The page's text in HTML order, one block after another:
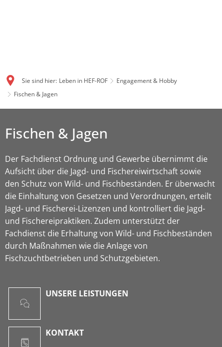
Sie sind hier: Leben in HEF-ROF
Engagement & Hobby
Fischen & Jagen
&
Jagen
Fischen & Jagen
Der Fachdienst Ordnung und Gewerbe übernimmt die
Aufsicht über die Jagd- und Fischereiwirtschaft sowie
den Schutz von Wild- und Fischbeständen. Er überwacht
die Einhaltung von Gesetzen und Verordnungen, erteilt
Jagd- und Fischerei-Lizenzen und kontrolliert die Jagd-
und Fischereipraktiken. Zudem unterstützt der
Fachdienst die Erhaltung von Wild- und Fischbeständen
durch Maßnahmen wie die Anlage von
Fischzuchtbetrieben und Schutzgebieten.
UNSERE LEISTUNGEN
KONTAKT